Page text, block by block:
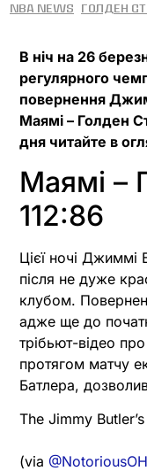
NBA News Голден
В ніч на 26
регулярного
повернення
Маямі – Голден
дня читайте в
Маямі –
112:86
Цієї ночі Джиммі
після не дуже
клубом.
адже ще до
трібьют-відео
протягом матчу
Батлера,
The Jimmy
(via